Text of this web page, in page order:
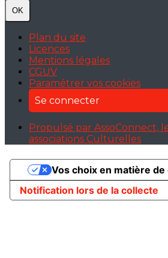
OK
Plan du site
Licences
Mentions légales
CGUV
Paramétrer vos cookies
Se connecter
Propulsé par AssoConnect,
associations Culturelles
Notification lors de la collecte
Vos choix en matière